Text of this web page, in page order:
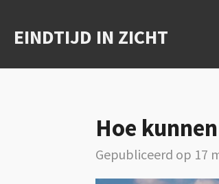
direct
EINDTIJD IN ZICHT
Hoe
Gepubliceerd op 17